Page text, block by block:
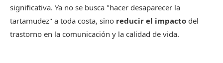
significativa. Ya no se busca "hacer desaparecer la
tartamudez" a toda costa, sino reducir el impacto del
trastorno en la comunicación y la calidad de vida.